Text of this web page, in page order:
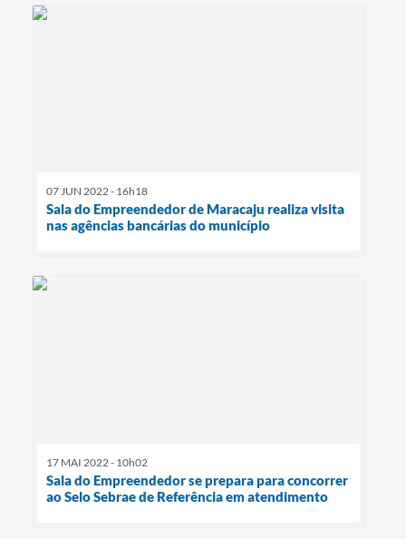
07 JUN 2022 - 16h18
Sala do Empreendedor de Maracaju realiza visita
nas agências bancárias do município
17 MAI 2022 - 10h02
Sala do Empreendedor se prepara para concorrer
ao Selo Sebrae de Referência em atendimento